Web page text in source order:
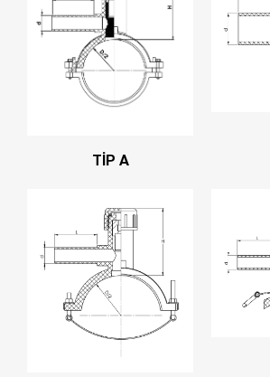
TİP A